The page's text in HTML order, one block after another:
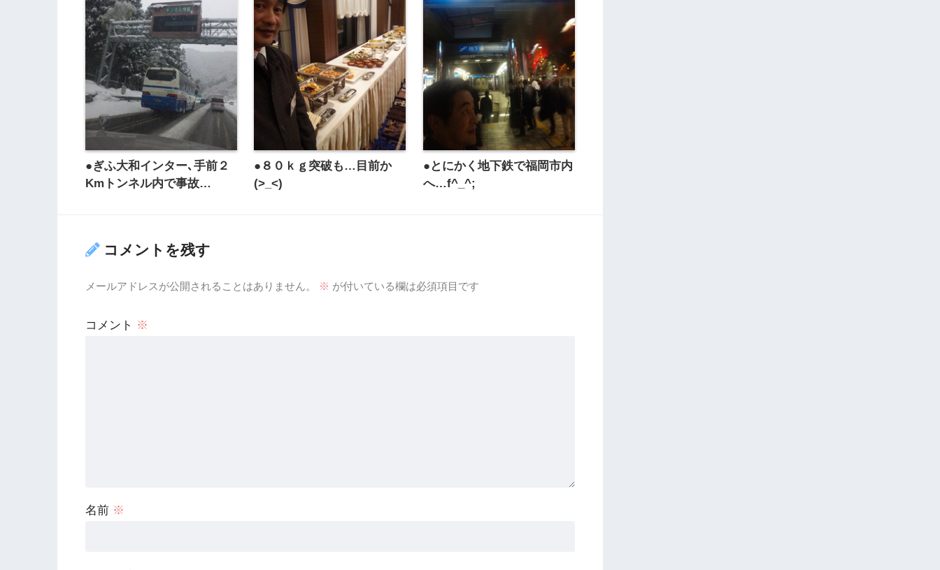
●ぎふ大和インター､手前２
Kmトンネル内で事故…
●８０ｋｇ突破も…目前か
(>_<)
●とにかく地下鉄で福岡市内
へ…f^_^;
コメントを残す
メールアドレスが公開されることはありません。 ※ が付いている欄は必須項目です
コメント ※
名前 ※